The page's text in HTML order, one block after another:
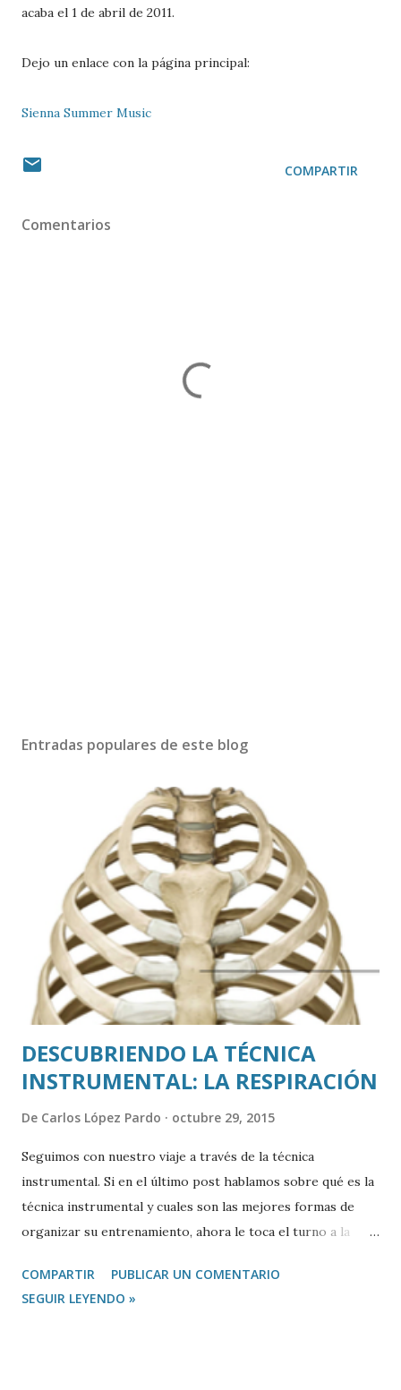
acaba el 1 de abril de 2011.
Dejo un enlace con la página principal:
Sienna Summer Music
COMPARTIR
Comentarios
Entradas populares de este blog
DESCUBRIENDO LA TÉCNICA
INSTRUMENTAL: LA RESPIRACIÓN
De Carlos López Pardo octubre 29, 2015
Seguimos con nuestro viaje a través de la técnica
instrumental. Si en el último post hablamos sobre qué es la
técnica instrumental y cuales son las mejores formas de
organizar su entrenamiento, ahora le toca el turno a la
técnica instrumental se divide en cuatro grandes bloques:
RESPIRACIÓN SONIDO DIGITACIÓN ARTICULACIÓN Cada
COMPARTIR
PUBLICAR UN COMENTARIO
SEGUIR LEYENDO »